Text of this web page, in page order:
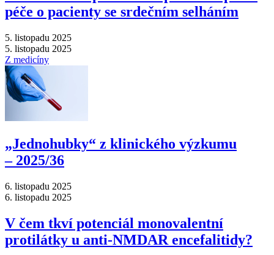
péče o pacienty se srdečním selháním
5. listopadu 2025
5. listopadu 2025
Z medicíny
„Jednohubky“ z klinického výzkumu
–⁠ 2025/36
6. listopadu 2025
6. listopadu 2025
V čem tkví potenciál monovalentní
protilátky u anti-NMDAR encefalitidy?